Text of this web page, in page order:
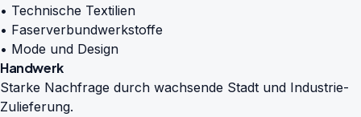
• Technische Textilien
• Faserverbundwerkstoffe
• Mode und Design
Handwerk
Starke Nachfrage durch wachsende Stadt und Industrie-
Zulieferung.